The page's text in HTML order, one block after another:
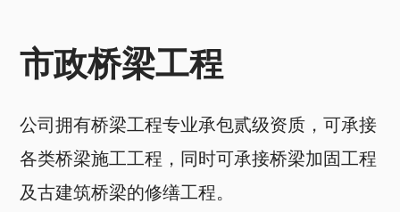
市政桥梁工程
公司拥有桥梁工程专业承包贰级资质，可承接
各类桥梁施工工程，同时可承接桥梁加固工程
及古建筑桥梁的修缮工程。